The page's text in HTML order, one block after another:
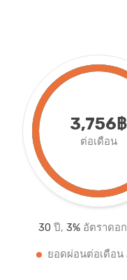
3,756฿
ต่อเดือน
30 ปี,3% อัตราดอก
ยอดผ่อนต่อเดือน